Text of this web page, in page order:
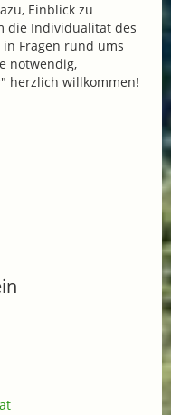
Einblick zu
die Individualität des
Fragen rund ums
notwendig,
herzlich willkommen!